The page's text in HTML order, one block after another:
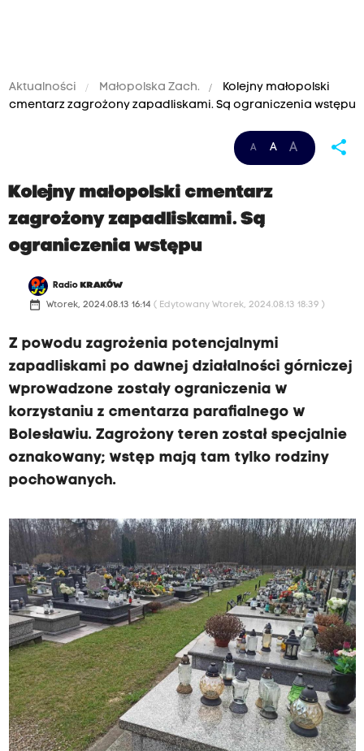
Aktualności Małopolska Zach.
Kolejny małopolski
cmentarz zagrożony zapadliskami. Są ograniczenia wstępu
A A A share
Kolejny małopolski cmentarz
zagrożony zapadliskami. Są
ograniczenia wstępu
Radio KRAKÓW
date_range Wtorek, 2024.08.13 16:14 ( Edytowany Wtorek, 2024.08.13 18:39 )
Z powodu zagrożenia potencjalnymi
zapadliskami po dawnej działalności górniczej
wprowadzone zostały ograniczenia w
korzystaniu z cmentarza parafialnego w
Bolesławiu. Zagrożony teren został specjalnie
oznakowany; wstęp mają tam tylko rodziny
pochowanych.